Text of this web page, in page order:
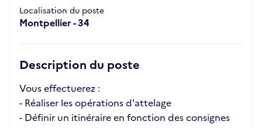
Localisation du poste
Montpellier - 34
Description du poste
Vous effectuerez :
- Réaliser les opérations d'attelage
- Définir un itinéraire en fonction des consignes